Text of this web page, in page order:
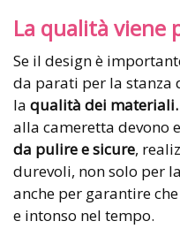
La qualità
Se il design è
da parati per la stanza
la qualità dei materiali.
alla cameretta devono
da pulire e sicure,
durevoli, non solo per
anche per garantire
e intonso nel tempo.